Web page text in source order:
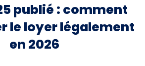
publié : comment
le loyer légalement
en 2026